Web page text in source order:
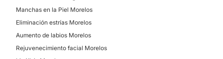
Manchas en la Piel Morelos
Eliminación estrías Morelos
Aumento de labios Morelos
Rejuvenecimiento facial Morelos